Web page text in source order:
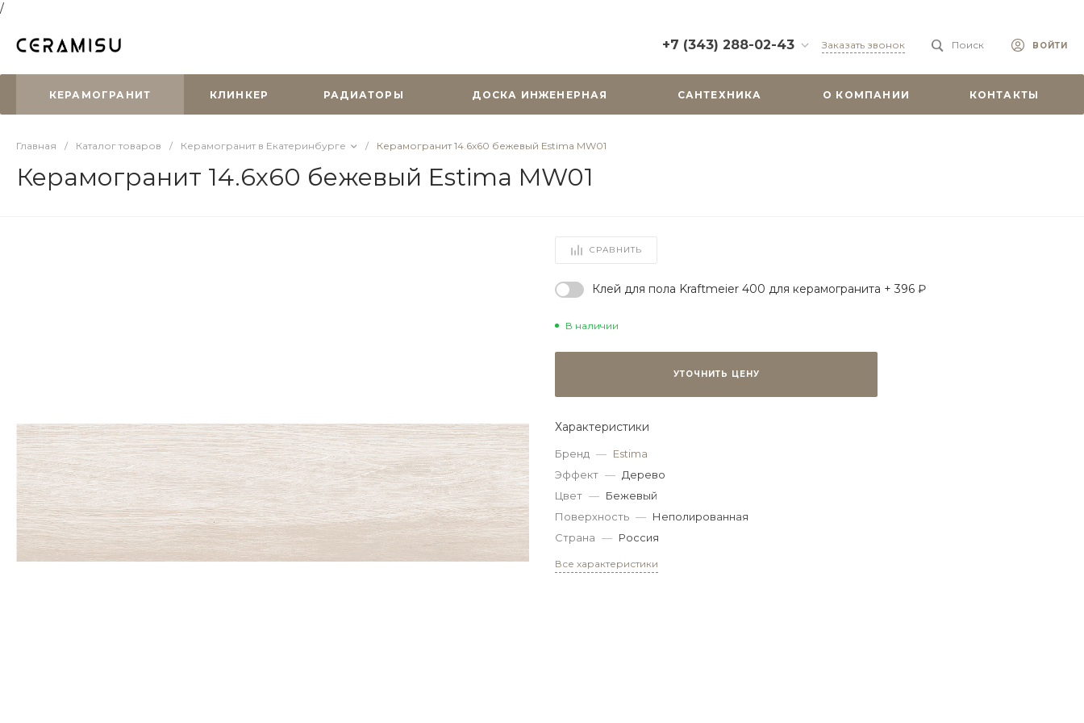
/
+7 (343) 288-02-43
г. Екатеринбург, ул.
Горького, д. 51
Заказать звонок Поиск ВОЙТИ
КЕРАМОГРАНИТ КЛИНКЕР РАДИАТОРЫ ДОСКА ИНЖЕНЕРНАЯ САНТЕХНИКА О КОМПАНИИ КОНТАКТЫ
Главная / Каталог товаров / Керамогранит в Екатеринбурге / Керамогранит 14.6x60 бежевый Estima MW01
Керамогранит 14.6x60 бежевый Estima MW01
СРАВНИТЬ
Клей для пола Kraftmeier 400 для керамогранита + 396 ₽
В наличии
УТОЧНИТЬ ЦЕНУ
Характеристики
Бренд — Estima
Эффект — Дерево
Цвет — Бежевый
Поверхность — Неполированная
Страна — Россия
Все характеристики